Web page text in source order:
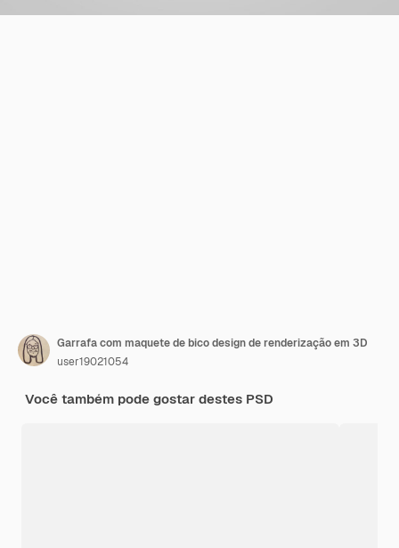
Garrafa com maquete de bico design de renderização em 3D
user19021054
Você também pode gostar destes PSD